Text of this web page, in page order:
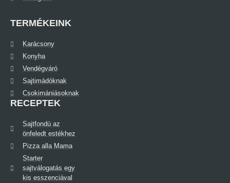
TERMÉKEINK
Karácsony
Konyha
Vendégváró
Sajtimádóknak
Csokimániásoknak
RECEPTEK
Sajtfondü az
önfeledt estékhez
Pizza alla Mama
Starter
sajtválogatás egy
kis esszenciával